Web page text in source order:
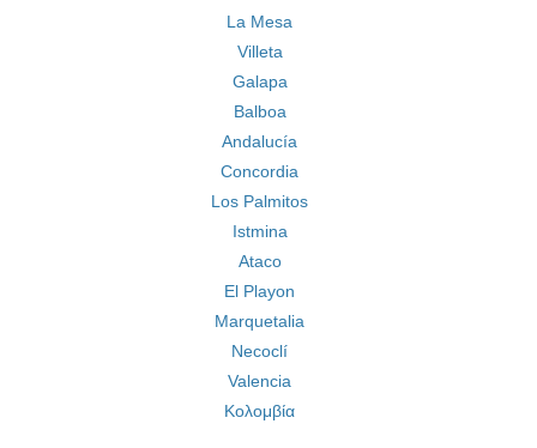
La Mesa
Villeta
Galapa
Balboa
Andalucía
Concordia
Los Palmitos
Istmina
Ataco
El Playon
Marquetalia
Necoclí
Valencia
Κολομβία